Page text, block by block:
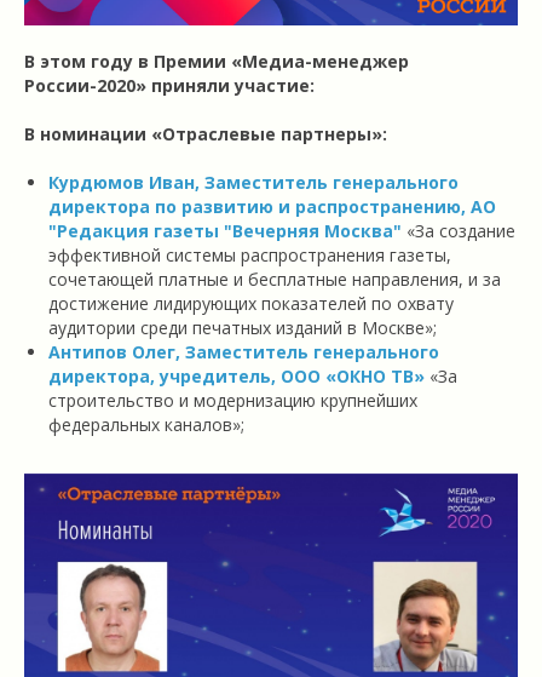
В этом году в Премии «Медиа-менеджер
России-2020» приняли участие:
В номинации «Отраслевые партнеры»:
Курдюмов Иван, Заместитель генерального
директора по развитию и распространению, АО
"Редакция газеты "Вечерняя Москва" «За создание
эффективной системы распространения газеты,
сочетающей платные и бесплатные направления, и за
достижение лидирующих показателей по охвату
аудитории среди печатных изданий в Москве»;
Антипов Олег, Заместитель генерального
директора, учредитель, ООО «ОКНО ТВ» «За
строительство и модернизацию крупнейших
федеральных каналов»;